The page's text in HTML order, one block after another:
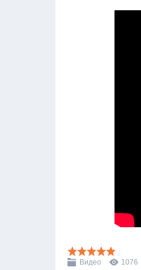
Видео 1076